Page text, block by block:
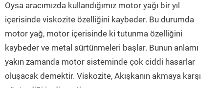
Oysa aracımızda kullandığımız motor yağı bir yıl
içerisinde viskozite özelliğini kaybeder. Bu durumda
motor yağ, motor içerisinde ki tutunma özelliğini
kaybeder ve metal sürtünmeleri başlar. Bunun anlamı
yakın zamanda motor sisteminde çok ciddi hasarlar
oluşacak demektir. Viskozite, Akışkanın akmaya karşı